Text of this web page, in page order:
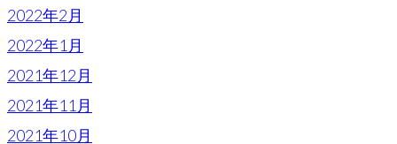
2022年2月
2022年1月
2021年12月
2021年11月
2021年10月